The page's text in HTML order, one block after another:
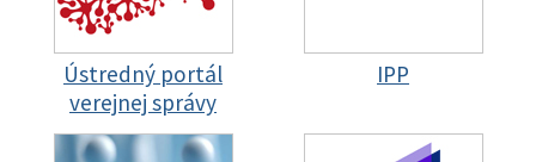
Ústredný portál
verejnej správy
IPP